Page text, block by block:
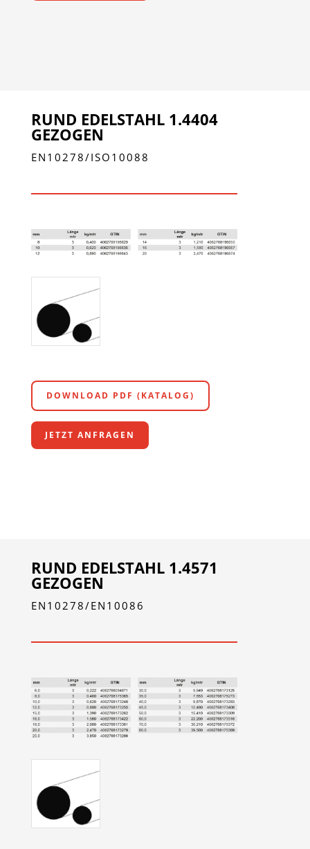
RUND EDELSTAHL 1.4404
GEZOGEN
EN10278/ISO10088
DOWNLOAD PDF (KATALOG)
JETZT ANFRAGEN
RUND EDELSTAHL 1.4571
GEZOGEN
EN10278/EN10086